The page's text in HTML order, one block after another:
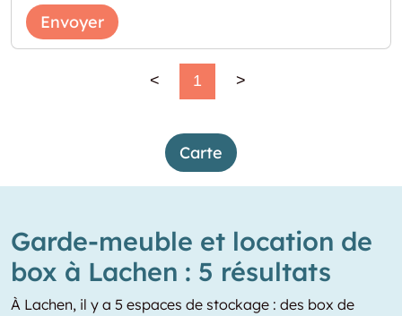
Envoyer
< 1 >
Carte
Garde-meuble et location de
box à Lachen : 5 résultats
À Lachen, il y a 5 espaces de stockage : des box de